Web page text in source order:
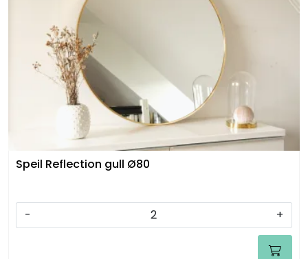
Speil Reflection gull Ø80
- +